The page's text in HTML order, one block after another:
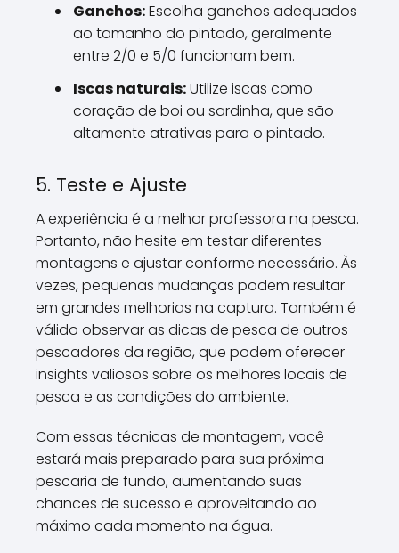
Ganchos:Escolha ganchos adequados
ao tamanho do pintado, geralmente
entre 2/0 e 5/0 funcionam bem.
Iscas naturais:Utilize iscas como
coração de boi ou sardinha, que são
altamente atrativas para o pintado.
5. Teste e Ajuste
A experiência é a melhor professora na pesca.
Portanto, não hesite em testar diferentes
montagens e ajustar conforme necessário. Às
vezes, pequenas mudanças podem resultar
em grandes melhorias na captura. Também é
válido observar as dicas de pesca de outros
pescadores da região, que podem oferecer
insights valiosos sobre os melhores locais de
pesca e as condições do ambiente.
Com essas técnicas de montagem, você
estará mais preparado para sua próxima
pescaria de fundo, aumentando suas
chances de sucesso e aproveitando ao
máximo cada momento na água.